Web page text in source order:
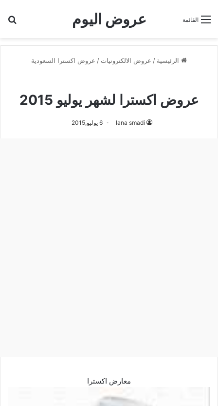
عروض اليوم القائمة
الرئيسية / عروض الالكترونيات / عروض اكسترا السعودية
عروض اكسترا لشهر يوليو 2015
lana smadi 6 يوليو,2015
معارض اكسترا